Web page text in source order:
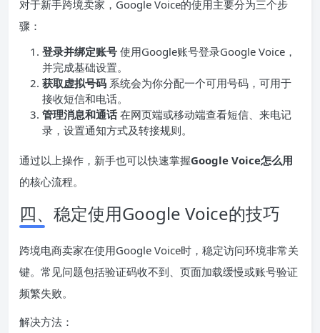
对于新手跨境卖家，Google Voice的使用主要分为三个步
骤：
登录并绑定账号 使用Google账号登录Google Voice，
并完成基础设置。
获取虚拟号码 系统会为你分配一个可用号码，可用于
接收短信和电话。
管理消息和通话 在网页端或移动端查看短信、来电记
录，设置通知方式及转接规则。
通过以上操作，新手也可以快速掌握Google Voice怎么用
的核心流程。
四、稳定使用Google Voice的技巧
跨境电商卖家在使用Google Voice时，稳定访问环境非常关
键。常见问题包括验证码收不到、页面加载缓慢或账号验证
频繁失败。
解决方法：